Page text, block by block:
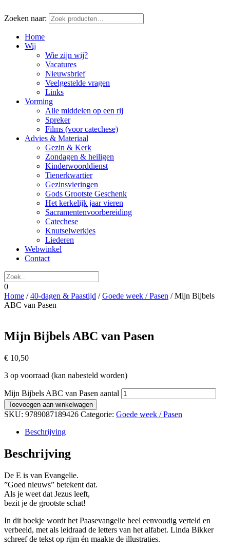
Zoeken naar:
Home
Wij
Wie zijn wij?
Vacatures
Nieuwsbrief
Veelgestelde vragen
Links
Vorming
Alle middelen op een rij
Spreker
Films (voor catechese)
Advies & Materiaal
Gezin & Kerk
Zondagen & heiligen
Kinderwoorddienst
Tienerkwartier
Gezinsvieringen
Gods Grootste Geschenk
Het kerkelijk jaar vieren
Sacramentenvoorbereiding
Catechese
Knutselwerkjes
Liederen
Webwinkel
Contact
0
Home /40-dagen & Paastijd /Goede week / Pasen / Mijn Bijbels
ABC van Pasen
Mijn Bijbels ABC van Pasen
€ 10,50
3 op voorraad (kan nabesteld worden)
Mijn Bijbels ABC van Pasen aantal
Toevoegen aan winkelwagen
SKU: 9789087189426 Categorie: Goede week / Pasen
Beschrijving
Beschrijving
De E is van Evangelie.
”Goed nieuws” betekent dat.
Als je weet dat Jezus leeft,
bezit je de grootste schat!
In dit boekje wordt het Paasevangelie heel eenvoudig verteld en
verbeeld, met als leidraad de letters van het alfabet. Linda Bikker
schreef de tekst op rijm én maakte de illustraties.